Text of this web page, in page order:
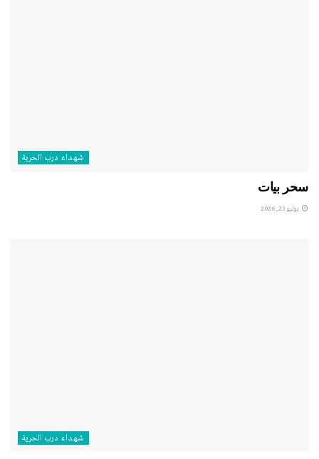
شهداء درب الحرية
سحر بيات
يوليو 23, 2026
شهداء درب الحرية